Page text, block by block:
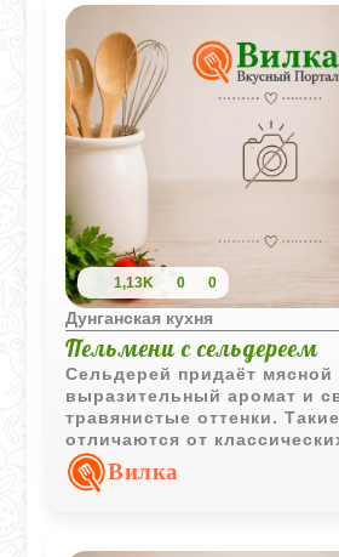
1,13K 0 0
Дунганская кухня
Пельмени с сельдереем
Сельдерей придаёт мясной
выразительный аромат и
травянистые оттенки.
отличаются от
более насыщенным вкусом и
традиционно подаются с
Вилка